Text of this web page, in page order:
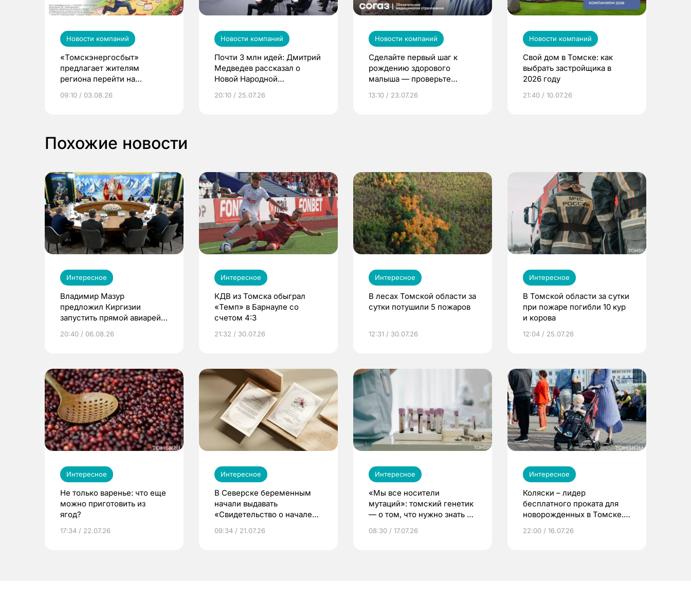
Новости компаний
«Томскэнергосбыт»
предлагает жителям
региона перейти на
выиграть призы
09:10 / 03.08.26
Новости компаний
Почти 3 млн идей: Дмитрий
Медведев рассказал о
Новой Народной
20:10 / 25.07.26
Новости компаний
Сделайте первый шаг к
рождению здорового
малыша — проверьте
по ОМС!
13:10 / 23.07.26
Новости компаний
Свой дом в Томске: как
выбрать застройщика в
2026 году
21:40 / 10.07.26
Похожие новости
Интересное
Владимир Мазур
предложил Киргизии
запустить прямой авиарейс
20:40 / 06.08.26
Интересное
КДВ из Томска обыграл
«Темп» в Барнауле со
счетом 4:3
21:32 / 30.07.26
Интересное
В лесах Томской области за
сутки потушили 5 пожаров
12:31 / 30.07.26
Интересное
В Томской области за сутки
при пожаре погибли 10 кур
и корова
12:04 / 25.07.26
Интересное
Не только варенье: что еще
можно приготовить из
ягод?
17:34 / 22.07.26
Интересное
В Северске беременным
начали выдавать
«Свидетельство о начале
09:34 / 21.07.26
Интересное
«Мы все носители
мутаций»: томский генетик
— о том, что нужно знать до
08:30 / 17.07.26
Интересное
Коляски – лидер
бесплатного проката для
новорожденных в Томске.
22:00 / 16.07.26